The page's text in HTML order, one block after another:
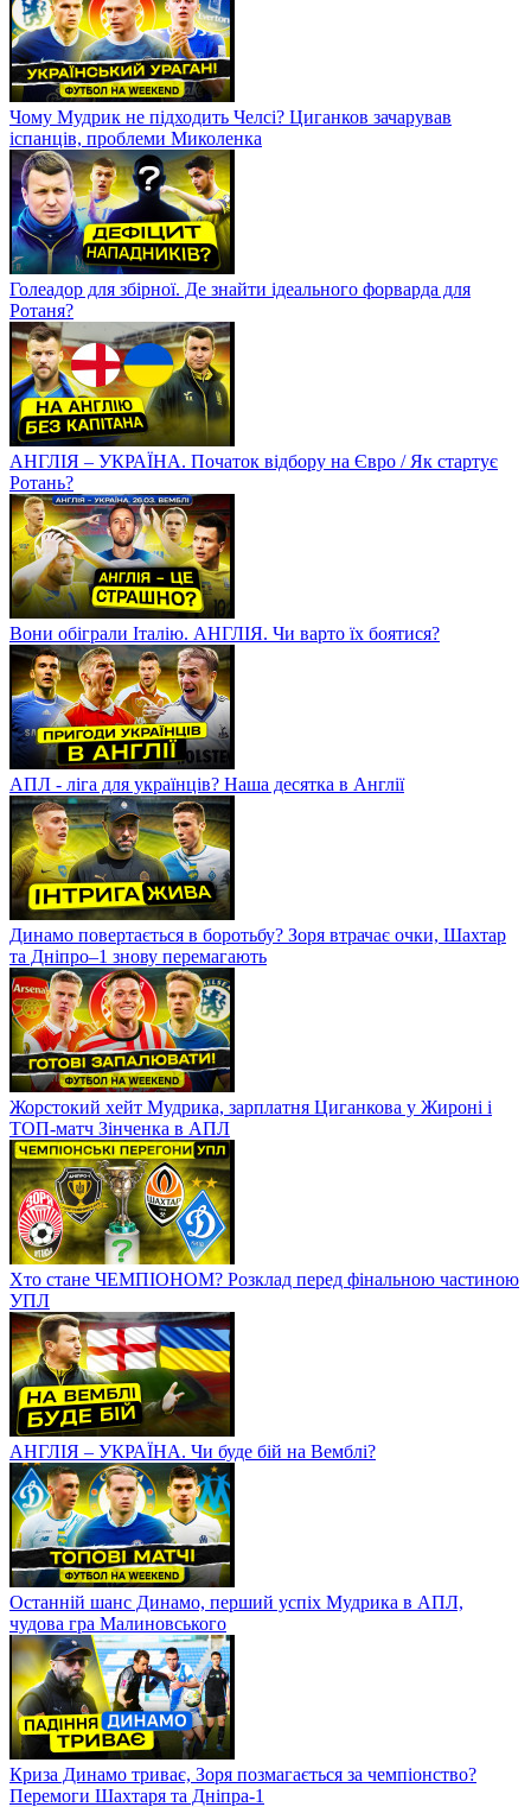
Чому Мудрик не підходить Челсі? Циганков зачарував
іспанців, проблеми Миколенка
Голеадор для збірної. Де знайти ідеального форварда для
Ротаня?
АНГЛІЯ – УКРАЇНА. Початок відбору на Євро / Як стартує
Ротань?
Вони обіграли Італію. АНГЛІЯ. Чи варто їх боятися?
АПЛ - ліга для українців? Наша десятка в Англії
Динамо повертається в боротьбу? Зоря втрачає очки, Шахтар
та Дніпро–1 знову перемагають
Жорстокий хейт Мудрика, зарплатня Циганкова у Жироні і
ТОП-матч Зінченка в АПЛ
Хто стане ЧЕМПІОНОМ? Розклад перед фінальною частиною
УПЛ
АНГЛІЯ – УКРАЇНА. Чи буде бій на Вемблі?
Останній шанс Динамо, перший успіх Мудрика в АПЛ,
чудова гра Малиновського
Криза Динамо триває, Зоря позмагається за чемпіонство?
Перемоги Шахтаря та Дніпра-1